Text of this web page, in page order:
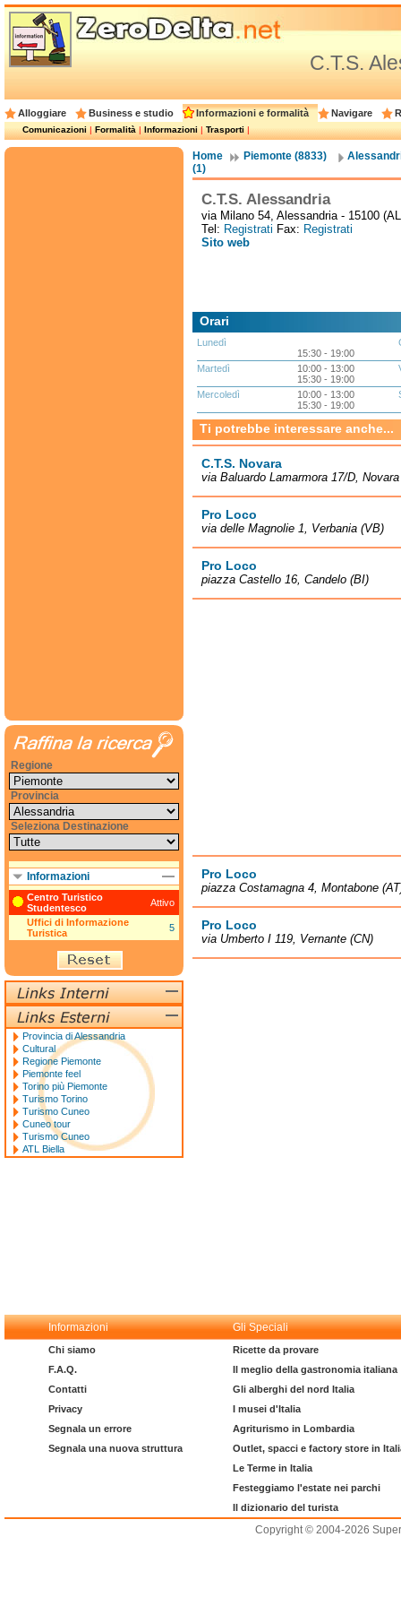
C.T.S.
Alloggiare Business e studio Informazioni e formalità Navigare
Comunicazioni|Formalità|Informazioni|Trasporti|
Home Piemonte (8833)
(1)
C.T.S. Alessandria
via Milano 54, Alessandria - 15100
Tel: Registrati Fax: Registrati
Sito web
Orari
Lunedì
15:30 - 19:00
Martedì
10:00 - 13:00
15:30 - 19:00
Mercoledì
10:00 - 13:00
15:30 - 19:00
Ti potrebbe interessare anche...
C.T.S. Novara
via Baluardo Lamarmora 17/D,
Pro Loco
via delle Magnolie 1, Verbania (VB)
Pro Loco
piazza Castello 16, Candelo (BI)
Pro Loco
piazza Costamagna 4, Montabone
Pro Loco
via Umberto I 119, Vernante (CN)
Regione
Provincia
Seleziona Destinazione
Informazioni
Centro Turistico
Studentesco
Attivo
Uffici di Informazione
Turistica
5
Provincia di Alessandria
Cultural
Regione Piemonte
Piemonte feel
Torino più Piemonte
Turismo Torino
Turismo Cuneo
Cuneo tour
Turismo Cuneo
ATL Biella
Informazioni Gli Speciali
Chi siamo
F.A.Q.
Contatti
Privacy
Segnala un errore
Segnala una nuova struttura
Ricette da provare
Il meglio della gastronomia italiana
Gli alberghi del nord Italia
I musei d'Italia
Agriturismo in Lombardia
Outlet, spacci e factory store in
Le Terme in Italia
Festeggiamo l'estate nei parchi
Il dizionario del turista
Copyright © 2004-2026